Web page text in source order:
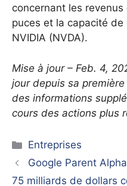
concernant les
puces et la capacité
NVIDIA (NVDA).
Mise à jour – Feb. 4,
jour depuis sa
des informations
cours des actions plus
Catégories
Entreprises
Google Parent
75 milliards de dollars